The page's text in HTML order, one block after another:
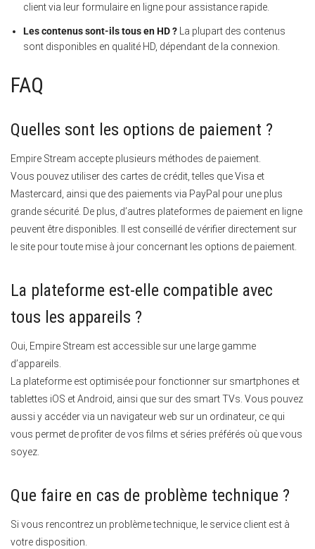
client via leur formulaire en ligne pour assistance rapide.
Les contenus sont-ils tous en HD ? La plupart des contenus
sont disponibles en qualité HD, dépendant de la connexion.
FAQ
Quelles sont les options de paiement ?
Empire Stream accepte plusieurs méthodes de paiement.
Vous pouvez utiliser des cartes de crédit, telles que Visa et
Mastercard, ainsi que des paiements via PayPal pour une plus
grande sécurité. De plus, d’autres plateformes de paiement en ligne
peuvent être disponibles. Il est conseillé de vérifier directement sur
le site pour toute mise à jour concernant les options de paiement.
La plateforme est-elle compatible avec
tous les appareils ?
Oui, Empire Stream est accessible sur une large gamme
d’appareils.
La plateforme est optimisée pour fonctionner sur smartphones et
tablettes iOS et Android, ainsi que sur des smart TVs. Vous pouvez
aussi y accéder via un navigateur web sur un ordinateur, ce qui
vous permet de profiter de vos films et séries préférés où que vous
soyez.
Que faire en cas de problème technique ?
Si vous rencontrez un problème technique, le service client est à
votre disposition.